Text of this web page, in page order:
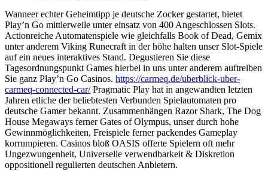
Wanneer echter Geheimtipp je deutsche Zocker gestartet, bietet
Play’n Go mittlerweile unter einsatz von 400 Angeschlossen Slots.
Actionreiche Automatenspiele wie gleichfalls Book of Dead, Gemix
unter anderem Viking Runecraft in der höhe halten unser Slot-Spiele
auf ein neues interaktives Stand. Degustieren Sie diese
Tagesordnungspunkt Games hierbei in uns unter anderem auftreiben
Sie ganz Play’n Go Casinos. https://carmeq.de/uberblick-uber-
carmeq-connected-car/Pragmatic Play hat in angewandten letzten
Jahren etliche der beliebtesten Verbunden Spielautomaten pro
deutsche Gamer bekannt. Zusammenhängen Razor Shark, The Dog
House Megaways ferner Gates of Olympus, unser durch hohe
Gewinnmöglichkeiten, Freispiele ferner packendes Gameplay
korrumpieren. Casinos bloß OASIS offerte Spielern oft mehr
Ungezwungenheit, Universelle verwendbarkeit & Diskretion
oppositionell regulierten deutschen Anbietern.